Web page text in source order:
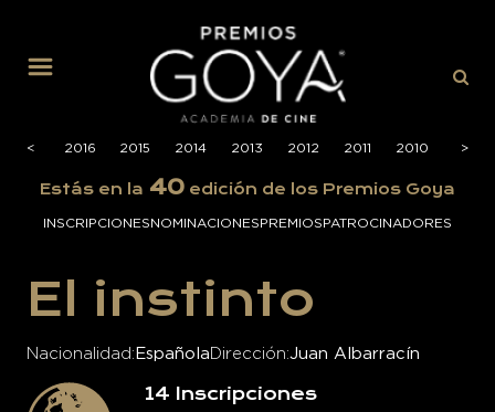
<
2017 2016 2015 2014 2013 2012 2011 2010 2009
>
Estás en la 40 edición de los Premios Goya
INSCRIPCIONESNOMINACIONESPREMIOSPATROCINADORES
El instinto
Nacionalidad Española Dirección Juan Albarracín
14 Inscripciones